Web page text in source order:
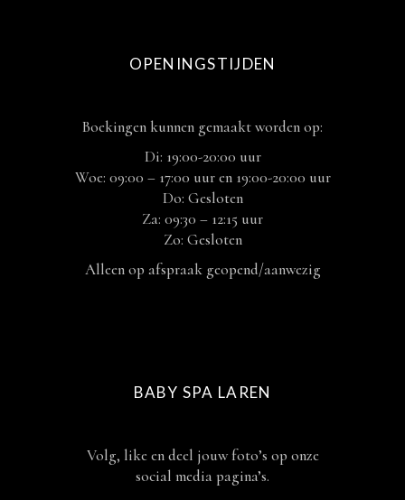
OPENINGSTIJDEN
Boekingen kunnen gemaakt worden op:
Di: 19:00-20:00 uur
Woe: 09:00 – 17:00 uur en 19:00-20:00 uur
Do: Gesloten
Za: 09:30 – 12:15 uur
Zo: Gesloten
Alleen op afspraak geopend/aanwezig
BABY SPA LAREN
Volg, like en deel jouw foto’s op onze
social media pagina’s.